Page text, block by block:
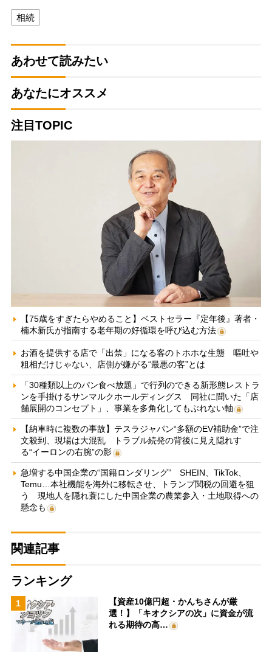
相続
あわせて読みたい
あなたにオススメ
注目TOPIC
【75歳をすぎたらやめること】ベストセラー『定年後』著者・
楠木新氏が指南する老年期の好循環を呼び込む方法
お酒を提供する店で「出禁」になる客のトホホな生態 嘔吐や
粗相だけじゃない、店側が嫌がる“最悪の客”とは
「30種類以上のパン食べ放題」で行列のできる新形態レストラ
ンを手掛けるサンマルクホールディングス 同社に聞いた「店
舗展開のコンセプト」、事業を多角化してもぶれない軸
【納車時に複数の事故】テスラジャパン“多額のEV補助金”で注
文殺到、現場は大混乱 トラブル続発の背後に見え隠れす
る“イーロンの右腕”の影
急増する中国企業の“国籍ロンダリング” SHEIN、TikTok、
Temu…本社機能を海外に移転させ、トランプ関税の回避を狙
う 現地人を隠れ蓑にした中国企業の農業参入・土地取得への
懸念も
関連記事
ランキング
1
【資産10億円超・かんちさんが厳
選！】「キオクシアの次」に資金が流
れる期待の高…